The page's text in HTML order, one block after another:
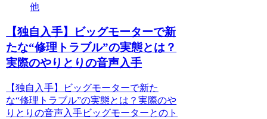
他
【独自入手】ビッグモーターで新
たな“修理トラブル”の実態とは？
実際のやりとりの音声入手
【独自入手】ビッグモーターで新た
な“修理トラブル”の実態とは？実際のや
りとりの音声入手ビッグモーターとのト